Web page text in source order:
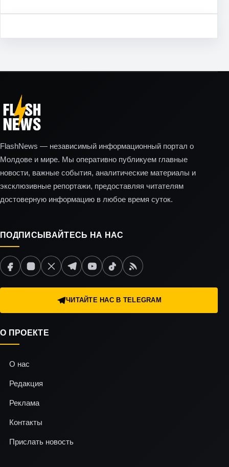
FlashNews — независимый информационный портал о
Молдове и мире. Мы оперативно публикуем главные
новости, важные события, аналитические материалы и
эксклюзивные репортажи, предоставляя читателям
достоверную информацию в любое время суток.
ПОДПИСЫВАЙТЕСЬ НА НАС
ЧИТАЙТЕ НАС В TELEGRAM
О ПРОЕКТЕ
О нас
Редакция
Реклама
Контакты
Прислать новость